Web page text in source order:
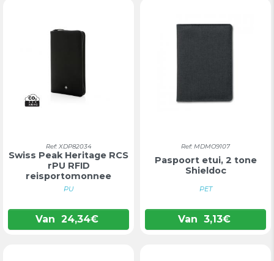
Ref: XDP82034
Swiss Peak Heritage RCS
rPU RFID
reisportomonnee
PU
Van 24,34€
Ref: MDMO9107
Paspoort etui, 2 tone
Shieldoc
PET
Van 3,13€